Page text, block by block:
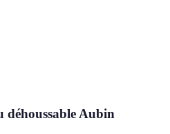
déhoussable Aubin